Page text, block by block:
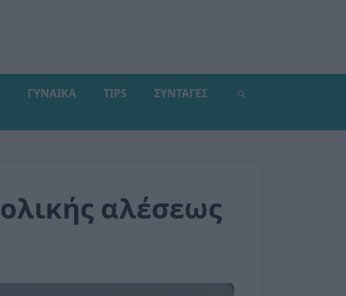
ΓΥΝΑΙΚΑ TIPS ΣΥΝΤΑΓΕΣ
αλέσεως